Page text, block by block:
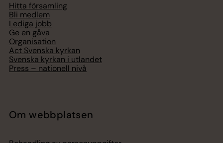
Hitta församling
Bli medlem
Lediga jobb
Ge en gåva
Organisation
Act Svenska kyrkan
Svenska kyrkan i utlandet
Press – nationell nivå
Om webbplatsen